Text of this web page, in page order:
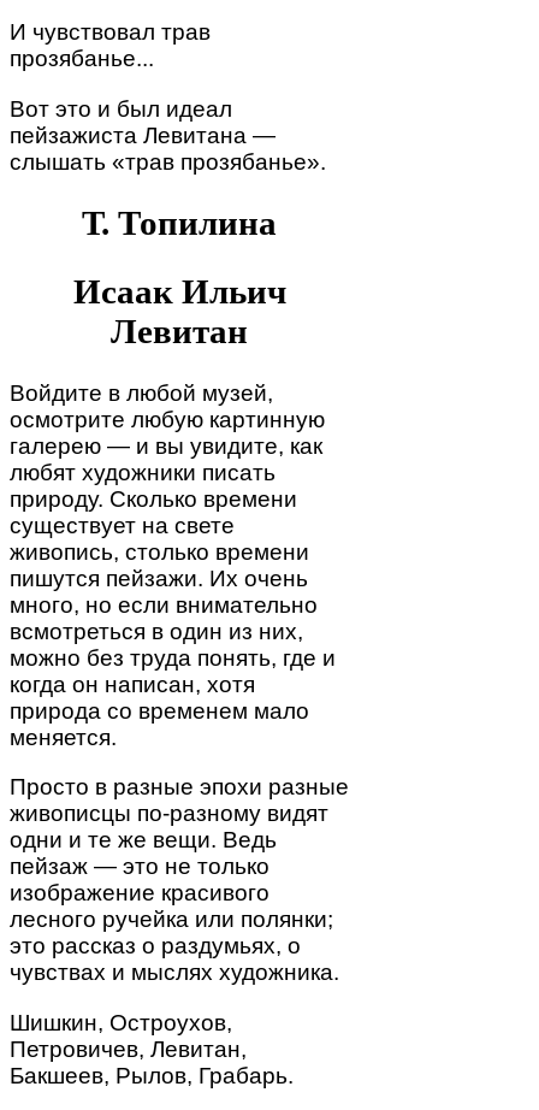
И чувствовал трав
прозябанье...
Вот это и был идеал
пейзажиста Левитана —
слышать «трав прозябанье».
Т. Топилина
Исаак Ильич
Левитан
Войдите в любой музей,
осмотрите любую картинную
галерею — и вы увидите, как
любят художники писать
природу. Сколько времени
существует на свете
живопись, столько времени
пишутся пейзажи. Их очень
много, но если внимательно
всмотреться в один из них,
можно без труда понять, где и
когда он написан, хотя
природа со временем мало
меняется.
Просто в разные эпохи разные
живописцы по-разному видят
одни и те же вещи. Ведь
пейзаж — это не только
изображение красивого
лесного ручейка или полянки;
это рассказ о раздумьях, о
чувствах и мыслях художника.
Шишкин, Остроухов,
Петровичев, Левитан,
Бакшеев, Рылов, Грабарь.